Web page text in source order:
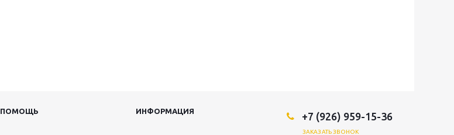
ПОМОЩЬ
ИНФОРМАЦИЯ
+7 (926) 959-15-36
ЗАКАЗАТЬ ЗВОНОК